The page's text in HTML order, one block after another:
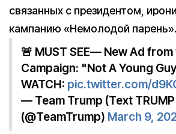
связанных с президентом,
кампанию «Немолодой парень».
🚨 MUST SEE— New Ad
Campaign: "Not A Young
WATCH: pic.twitter.com/
— Team Trump (Text
(@TeamTrump) March 9,